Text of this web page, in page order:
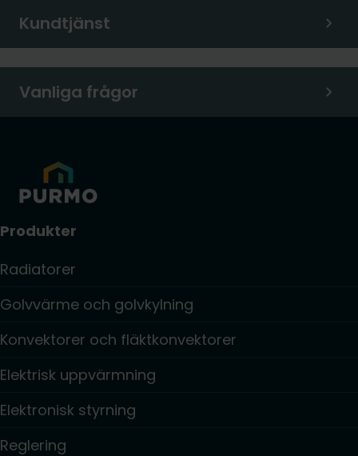
Kundtjänst
Vanliga frågor
Produkter
Radiatorer
Golvvärme och golvkylning
Konvektorer och fläktkonvektorer
Elektrisk uppvärmning
Elektronisk styrning
Reglering